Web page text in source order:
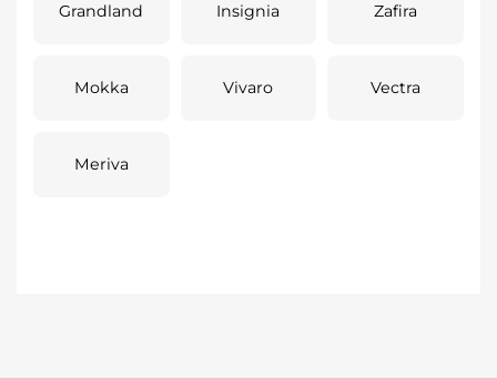
Grandland Insignia Zafira
Mokka Vivaro Vectra
Meriva